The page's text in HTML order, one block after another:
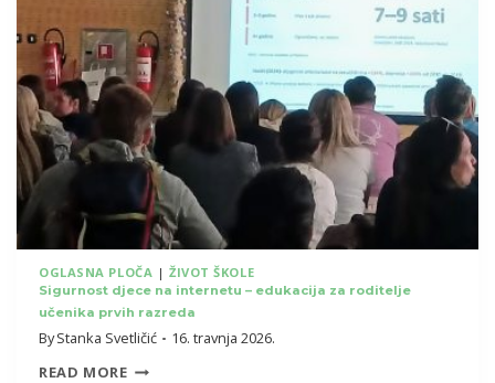
LIKOVNOM
NATJEČAJU
„VELIKANI
HRVATSKE
PROŠLOSTI“
OGLASNA PLOČA | ŽIVOT ŠKOLE
Sigurnost djece na internetu – edukacija za roditelje
učenika prvih razreda
ByStanka Svetličić
16. travnja 2026.
READ MORESIGURNOST